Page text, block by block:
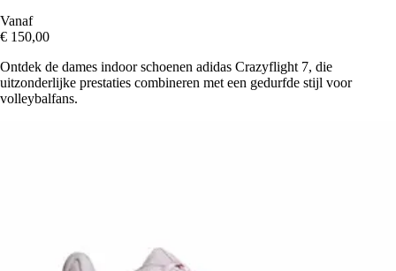
Vanaf
€ 150,00
Ontdek de dames indoor schoenen adidas Crazyflight 7, die
uitzonderlijke prestaties combineren met een gedurfde stijl voor
volleybalfans.